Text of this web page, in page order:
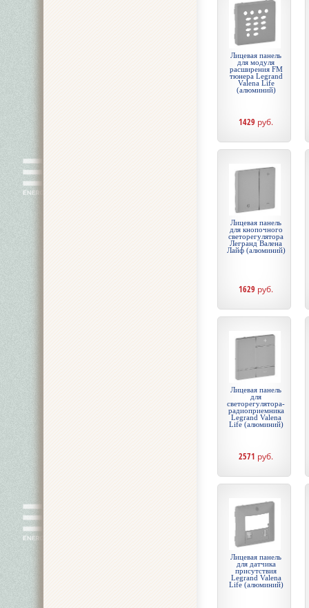
Лицевая панель
для модуля
расширения FM
тюнера Legrand
Valena Life
(алюминий)
1429 руб.
Лицевая панель
для кнопочного
светорегулятора
Легранд Валена
Лайф (алюминий)
1629 руб.
Лицевая панель
для
светорегулятора-
радиоприемника
Legrand Valena
Life (алюминий)
2571 руб.
Лицевая панель
для датчика
присутствия
Legrand Valena
Life (алюминий)